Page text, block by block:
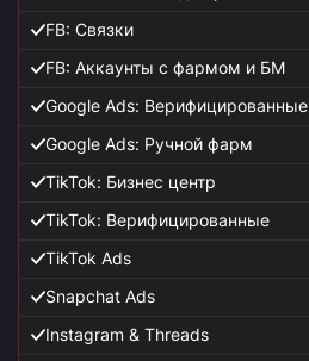
FB: Связки
FB: Аккаунты с фармом и БМ
Google Ads: Верифицированные
Google Ads: Ручной фарм
TikTok: Бизнес центр
TikTok: Верифицированные
TikTok Ads
Snapchat Ads
Instagram & Threads